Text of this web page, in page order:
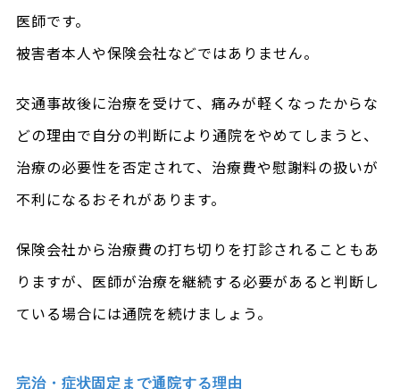
医師です。
被害者本人や保険会社などではありません。
交通事故後に治療を受けて、痛みが軽くなったからな
どの理由で自分の判断により通院をやめてしまうと、
治療の必要性を否定されて、治療費や慰謝料の扱いが
不利になるおそれがあります。
保険会社から治療費の打ち切りを打診されることもあ
りますが、医師が治療を継続する必要があると判断し
ている場合には通院を続けましょう。
完治・症状固定まで通院する理由